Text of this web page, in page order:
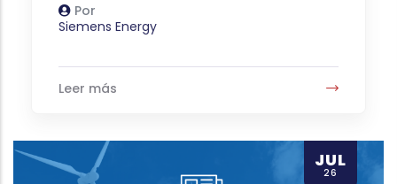
Por
Autor
Siemens Energy
Leer más
JUL
26